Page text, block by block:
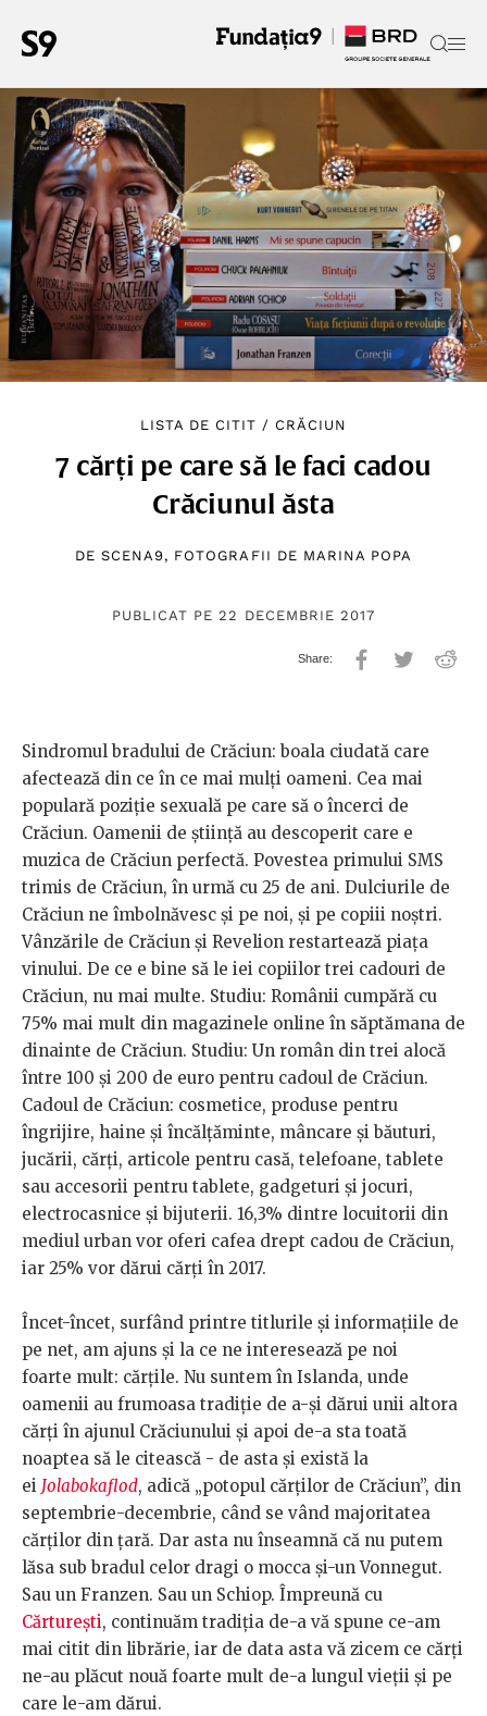
LISTA DE CITIT / CRĂCIUN
7 cărți pe care să le faci cadou
Crăciunul ăsta
DE SCENA9, FOTOGRAFII DE MARINA POPA
PUBLICAT PE 22 DECEMBRIE 2017
Sindromul bradului de Crăciun: boala ciudată care
afectează din ce în ce mai mulţi oameni. Cea mai
populară poziție sexuală pe care să o încerci de
Crăciun. Oamenii de știință au descoperit care e
muzica de Crăciun perfectă. Povestea primului SMS
trimis de Crăciun, în urmă cu 25 de ani. Dulciurile de
Crăciun ne îmbolnăvesc și pe noi, și pe copiii noștri.
Vânzările de Crăciun și Revelion restartează piața
vinului. De ce e bine să le iei copiilor trei cadouri de
Crăciun, nu mai multe. Studiu: Românii cumpără cu
75% mai mult din magazinele online în săptămana de
dinainte de Crăciun. Studiu: Un român din trei alocă
între 100 și 200 de euro pentru cadoul de Crăciun.
Cadoul de Crăciun: cosmetice, produse pentru
îngrijire, haine şi încălţăminte, mâncare şi băuturi,
jucării, cărţi, articole pentru casă, telefoane, tablete
sau accesorii pentru tablete, gadgeturi şi jocuri,
electrocasnice şi bijuterii. 16,3% dintre locuitorii din
mediul urban vor oferi cafea drept cadou de Crăciun,
iar 25% vor dărui cărți în 2017.
Încet-încet, surfând printre titlurile și informațiile de
pe net, am ajuns și la ce ne interesează pe noi
foarte mult: cărțile. Nu suntem în Islanda, unde
oamenii au frumoasa tradiție de a-și dărui unii altora
cărți în ajunul Crăciunului și apoi de-a sta toată
noaptea să le citească - de asta și există la
ei Jolabokaflod, adică „potopul cărților de Crăciun”, din
septembrie-decembrie, când se vând majoritatea
cărților din țară. Dar asta nu înseamnă că nu putem
lăsa sub bradul celor dragi o mocca și-un Vonnegut.
Sau un Franzen. Sau un Schiop. Împreună cu
Cărturești, continuăm tradiția de-a vă spune ce-am
mai citit din librărie, iar de data asta vă zicem ce cărți
ne-au plăcut nouă foarte mult de-a lungul vieții și pe
care le-am dărui.